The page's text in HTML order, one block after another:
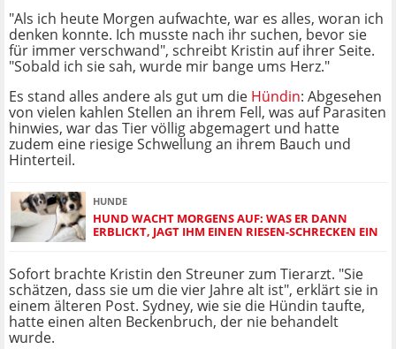
"Als ich heute Morgen aufwachte, war es alles, woran ich
denken konnte. Ich musste nach ihr suchen, bevor sie
für immer verschwand", schreibt Kristin auf ihrer Seite.
"Sobald ich sie sah, wurde mir bange ums Herz."
Es stand alles andere als gut um die Hündin: Abgesehen
von vielen kahlen Stellen an ihrem Fell, was auf Parasiten
hinwies, war das Tier völlig abgemagert und hatte
zudem eine riesige Schwellung an ihrem Bauch und
Hinterteil.
HUNDE
HUND WACHT MORGENS AUF: WAS ER DANN
ERBLICKT, JAGT IHM EINEN RIESEN-SCHRECKEN EIN
Sofort brachte Kristin den Streuner zum Tierarzt. "Sie
schätzen, dass sie um die vier Jahre alt ist", erklärt sie in
einem älteren Post. Sydney, wie sie die Hündin taufte,
hatte einen alten Beckenbruch, der nie behandelt
wurde.